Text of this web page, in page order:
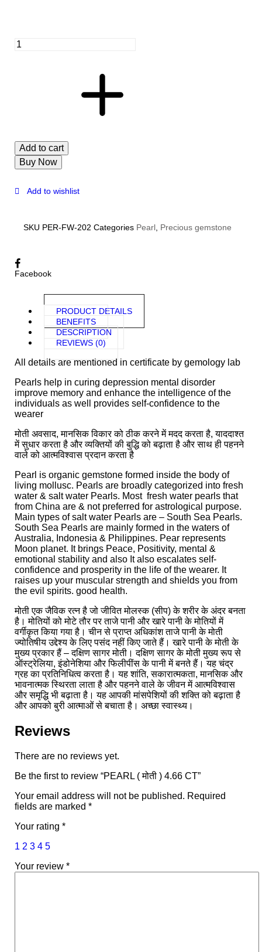
Add to cart
Buy Now
Add to wishlist
SKU PER-FW-202 Categories Pearl Precious gemstone
Facebook
PRODUCT DETAILS
BENEFITS
DESCRIPTION
REVIEWS (0)
All details are mentioned in certificate by gemology lab
Pearls help in curing depression mental disorder
improve memory and enhance the intelligence of the
individuals as well provides self-confidence to the
wearer
मोती अवसाद, मानसिक विकार को ठीक करने में मदद करता है, याददाश्त
में सुधार करता है और व्यक्तियों की बुद्धि को बढ़ाता है और साथ ही पहनने
वाले को आत्मविश्वास प्रदान करता है
Pearl is organic gemstone formed inside the body of
living mollusc. Pearls are broadly categorized into fresh
water & salt water Pearls. Most fresh water pearls that
from China are & not preferred for astrological purpose.
Main types of salt water Pearls are – South Sea Pearls.
South Sea Pearls are mainly formed in the waters of
Australia, Indonesia & Philippines. Pear represents
Moon planet. It brings Peace, Positivity, mental &
emotional stability and also It also escalates self-
confidence and prosperity in the life of the wearer. It
raises up your muscular strength and shields you from
the evil spirits. good health.
मोती एक जैविक रत्न है जो जीवित मोलस्क (सीप) के शरीर के अंदर बनता
है। मोतियों को मोटे तौर पर ताजे पानी और खारे पानी के मोतियों में
वर्गीकृत किया गया है। चीन से प्राप्त अधिकांश ताजे पानी के मोती
ज्योतिषीय उद्देश्य के लिए पसंद नहीं किए जाते हैं। खारे पानी के मोती के
मुख्य प्रकार हैं – दक्षिण सागर मोती। दक्षिण सागर के मोती मुख्य रूप से
ऑस्ट्रेलिया, इंडोनेशिया और फिलीपींस के पानी में बनते हैं। यह चंद्र
ग्रह का प्रतिनिधित्व करता है। यह शांति, सकारात्मकता, मानसिक और
भावनात्मक स्थिरता लाता है और पहनने वाले के जीवन में आत्मविश्वास
और समृद्धि भी बढ़ाता है। यह आपकी मांसपेशियों की शक्ति को बढ़ाता है
और आपको बुरी आत्माओं से बचाता है। अच्छा स्वास्थ्य।
Reviews
There are no reviews yet.
Be the first to review “PEARL ( मोती ) 4.66 CT”
Your email address will not be published. Required
fields are marked *
Your rating *
1 2 3 4 5
Your review *